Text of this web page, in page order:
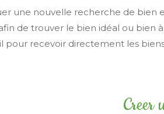
une nouvelle recherche de bien
de trouver le bien idéal ou bien à
pour recevoir directement les
Creer